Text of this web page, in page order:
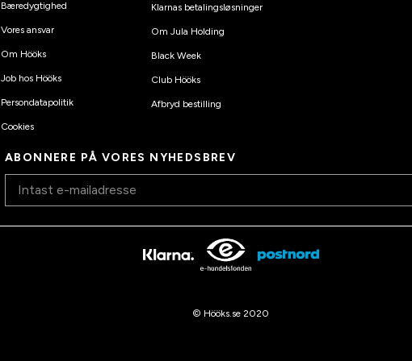
Bæredygtighed
Vores ansvar
Om Hööks
Job hos Hööks
Persondatapolitik
Cookies
Klarnas betalingsløsninger
Om Jula Holding
Black Week
Club Hööks
Afbryd bestilling
ABONNERE PÅ VORES NYHEDSBREV
© Hööks.se 2020